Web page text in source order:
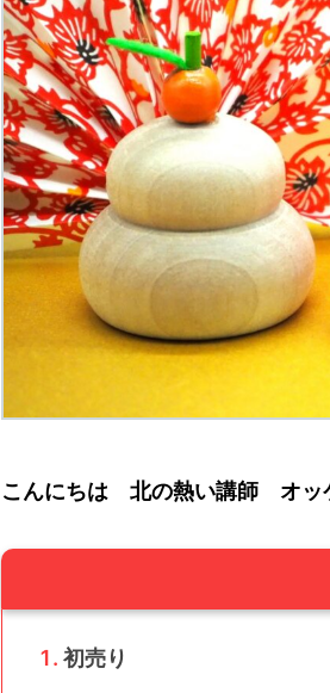
こんにちは 北の熱い講師 オッ
初売り